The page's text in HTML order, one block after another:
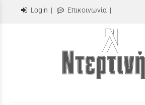
Login | Επικοινωνία |